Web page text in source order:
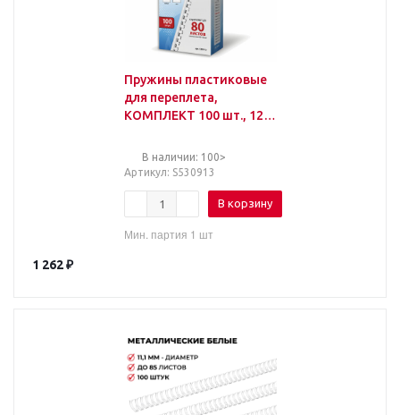
Пружины пластиковые
для переплета,
КОМПЛЕКТ 100 шт., 12
л.), белые, BRAUBERG,
В наличии: 100>
Артикул: S530913
В корзину
Мин. партия 1 шт
1 262₽